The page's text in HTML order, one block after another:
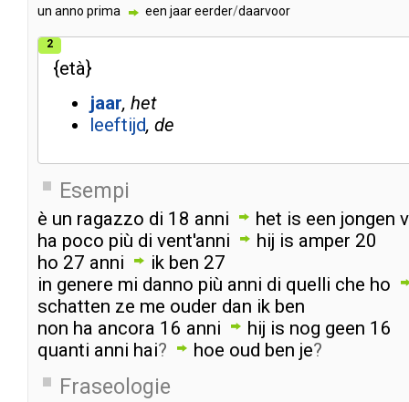
un anno prima een jaareerder/daarvoor
2
{età}
jaar het
leeftijd de
Esempi
è un ragazzo di 18 anni het is een jongen
ha poco più di vent'anni hij is amper 20
ho 27 anni ik ben 27
in genere mi danno più anni di quelli che ho
schatten ze me ouder dan ik ben
non ha ancora 16 anni hij is nog geen 16
quanti anni hai? hoe oud ben je?
Fraseologie